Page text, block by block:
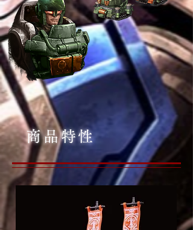
商品特性